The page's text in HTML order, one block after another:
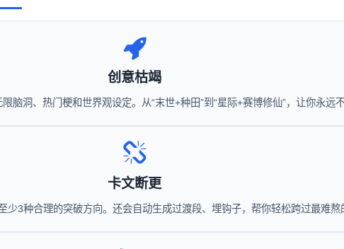
创意枯竭
脑洞、热门梗和世界观设定。从“末世+种田”到“星际+赛博修仙”，让你永远不
卡文断更
少3种合理的突破方向。还会自动生成过渡段、埋钩子，帮你轻松跨过最难熬